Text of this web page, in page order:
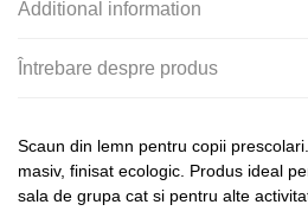
Additional information
Întrebare despre produs
Scaun din lemn pentru copii
masiv, finisat ecologic. Produs ideal
sala de grupa cat si pentru alte